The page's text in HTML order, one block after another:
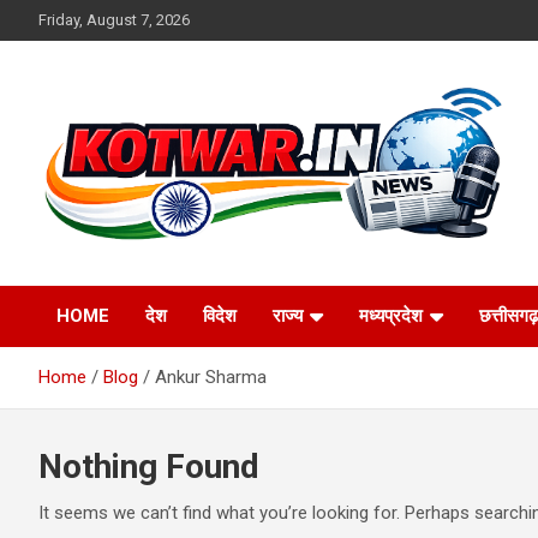
to
Friday, August 7, 2026
kotwar.in
HOME देश विदेश राज्य मध्यप्रदेश छत्तीसगढ़
Home Blog Ankur Sharma
Nothing Found
It seems we can’t find what you’re looking for. Perhaps